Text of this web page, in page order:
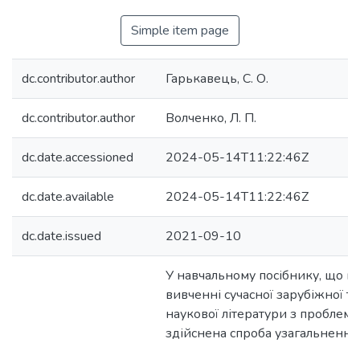
Simple item page
dc.contributor.author Гарькавець, С. О.
dc.contributor.author Волченко, Л. П.
dc.date.accessioned 2024-05-14T11:22:46Z
dc.date.available 2024-05-14T11:22:46Z
dc.date.issued 2021-09-10
У навчальному посібнику, що
вивченні сучасної зарубіжної
наукової літератури з
здійснена спроба